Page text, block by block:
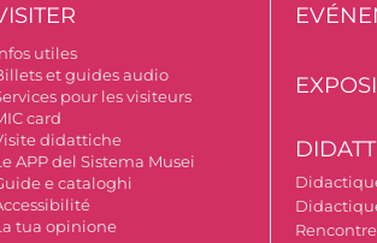
utiles
et guides audio
pour les visiteurs
card
didattiche
APP del Sistema Musei
e cataloghi
tua opinione